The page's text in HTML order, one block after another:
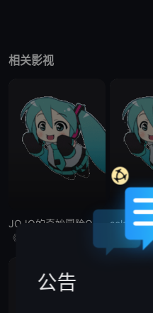
相关影视
JOJO的奇妙冒险O sola 日
公告